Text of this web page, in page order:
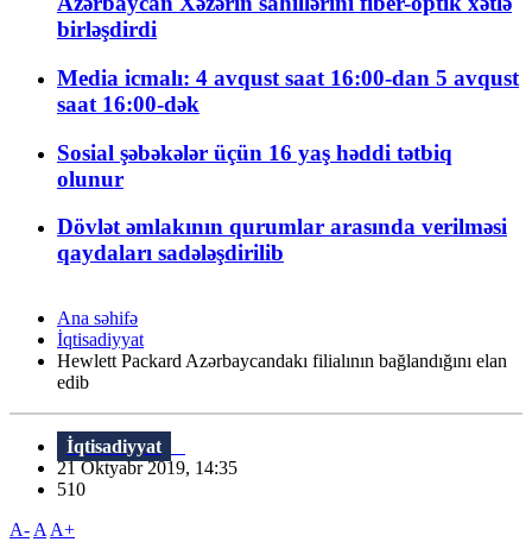
birləşdirdi
Media icmalı: 4 avqust saat 16:00-dan 5 avqust
saat 16:00-dək
Sosial şəbəkələr üçün 16 yaş həddi tətbiq
olunur
Dövlət əmlakının qurumlar arasında verilməsi
qaydaları sadələşdirilib
Ana səhifə
İqtisadiyyat
Hewlett Packard Azərbaycandakı filialının bağlandığını elan
edib
İqtisadiyyat
21 Oktyabr 2019, 14:35
510
A- A A+